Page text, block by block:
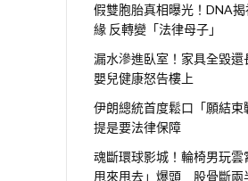
假雙胞胎真相曝光！DNA揭
緣 反轉變「法律母子」
漏水滲進臥室！家具全毀還
嬰兒健康怒告樓上
伊朗總統首度鬆口「願結束
提是要法律保障
魂斷環球影城！輪椅男玩雲
甩來甩去」爆頭 股骨斷兩